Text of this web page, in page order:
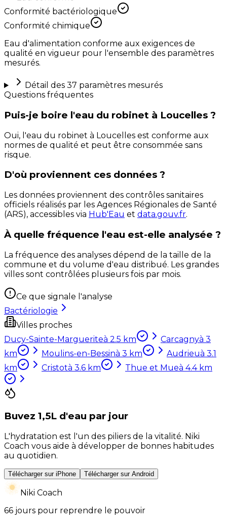
Conformité bactériologique
Conformité chimique
Eau d'alimentation conforme aux exigences de
qualité en vigueur pour l'ensemble des paramètres
mesurés.
Détail des 37 paramètres mesurés
Questions fréquentes
Puis-je boire l'eau du robinet à Loucelles ?
Oui, l'eau du robinet à Loucelles est conforme aux
normes de qualité et peut être consommée sans
risque.
D'où proviennent ces données ?
Les données proviennent des contrôles sanitaires
officiels réalisés par les Agences Régionales de Santé
(ARS), accessibles via Hub'Eau et data.gouv.fr.
À quelle fréquence l'eau est-elle analysée ?
La fréquence des analyses dépend de la taille de la
commune et du volume d'eau distribué. Les grandes
villes sont contrôlées plusieurs fois par mois.
Ce que signale l'analyse
Bactériologie
Villes proches
Ducy-Sainte-Margueriteà 2.5 km Carcagnyà 3
km
Moulins-en-Bessinà 3 km Audrieuà 3.1
km
Cristotà 3.6 km Thue et Mueà 4.4km
Buvez 1,5L d'eau par jour
L'hydratation est l'un des piliers de la vitalité. Niki
Coach vous aide à développer de bonnes habitudes
au quotidien.
Télécharger sur iPhone Télécharger sur Android
Niki Coach
66 jours pour reprendre le pouvoir